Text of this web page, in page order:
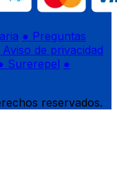
● Preguntas
Aviso de privacidad
Surerepel ●
reservados.